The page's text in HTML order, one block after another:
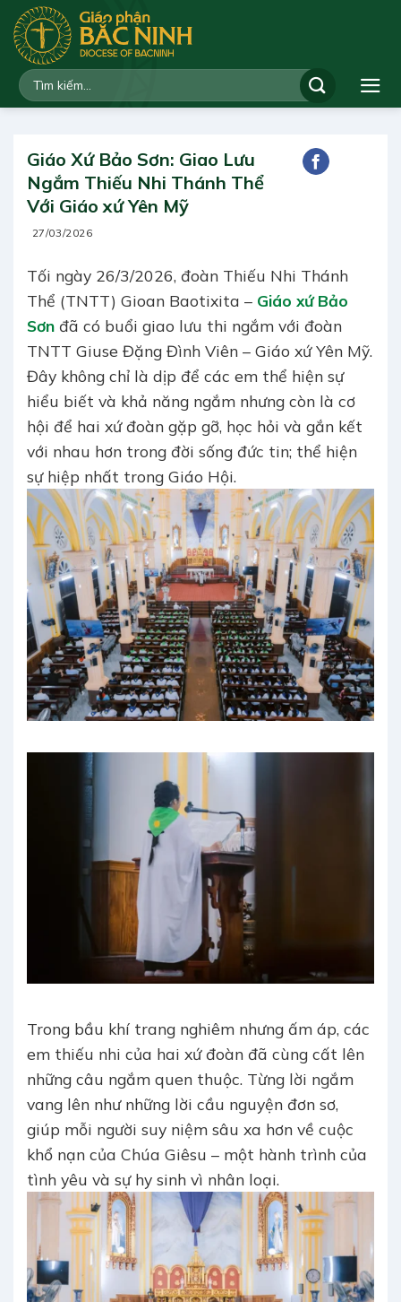
qua
dung
Giáo Xứ Bảo Sơn: Giao Lưu
Ngắm Thiếu Nhi Thánh Thể
Với Giáo xứ Yên Mỹ
27/03/2026
Tối ngày 26/3/2026, đoàn Thiếu Nhi Thánh
Thể (TNTT) Gioan Baotixita – Giáo xứ Bảo
Sơn đã có buổi giao lưu thi ngắm với đoàn
TNTT Giuse Đặng Đình Viên – Giáo xứ Yên Mỹ.
Đây không chỉ là dịp để các em thể hiện sự
hiểu biết và khả năng ngắm nhưng còn là cơ
hội để hai xứ đoàn gặp gỡ, học hỏi và gắn kết
với nhau hơn trong đời sống đức tin; thể hiện
sự hiệp nhất trong Giáo Hội.
Trong bầu khí trang nghiêm nhưng ấm áp, các
em thiếu nhi của hai xứ đoàn đã cùng cất lên
những câu ngắm quen thuộc. Từng lời ngắm
vang lên như những lời cầu nguyện đơn sơ,
giúp mỗi người suy niệm sâu xa hơn về cuộc
khổ nạn của Chúa Giêsu – một hành trình của
tình yêu và sự hy sinh vì nhân loại.